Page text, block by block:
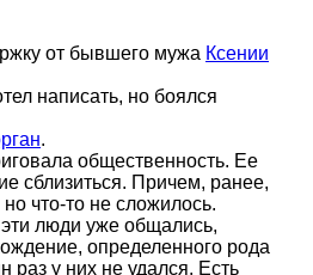
от бывшего мужа Ксении
написать, но боялся
.
общественность. Ее
сблизиться. Причем, ранее,
что-то не сложилось.
люди уже общались,
определенного рода
у них не удался. Есть